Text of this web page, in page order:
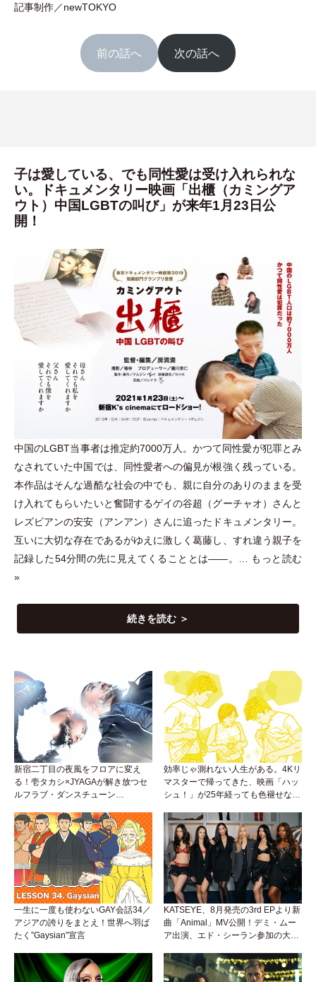
記事制作／newTOKYO
前の話へ 次の話へ
子は愛している、でも同性愛は受け入れられな
い。ドキュメンタリー映画「出櫃（カミングア
ウト）中国LGBTの叫び」が来年1月23日公
開！
中国のLGBT当事者は推定約7000万人。かつて同性愛が犯罪とみ
なされていた中国では、同性愛者への偏見が根強く残っている。
本作品はそんな過酷な社会の中でも、親に自分のありのままを受
け入れてもらいたいと奮闘するゲイの谷超
（グーチャオ） さんと
レズビアンの安安 （アンアン） さんに追ったドキュメンタリー。
互いに大切な存在であるがゆえに激しく葛藤し、すれ違う親子を
記録した54分間の先に見えてくることとは――。… もっと読む
»
続きを読む ＞
新宿二丁目の夜風をフロアに変え
る！壱タカシ×JYAGAが解き放つセ
ルフラブ・ダンスチューン
効率じゃ測れない人生がある。4Kリ
マスターで帰ってきた、映画「ハッ
シュ！」が25年経っても色褪せない
一生に一度も使わないGAY会話34／
アジアの誇りをまとえ！世界へ羽ば
たく”Gaysian”宣言
KATSEYE、8月発売の3rd EPより新
曲「Animal」MV公開！デミ・ムー
ア出演、エド・シーラン参加の大胆